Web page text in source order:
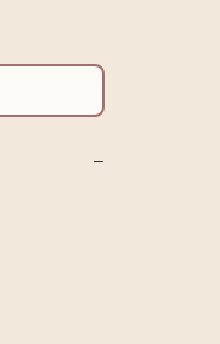
−